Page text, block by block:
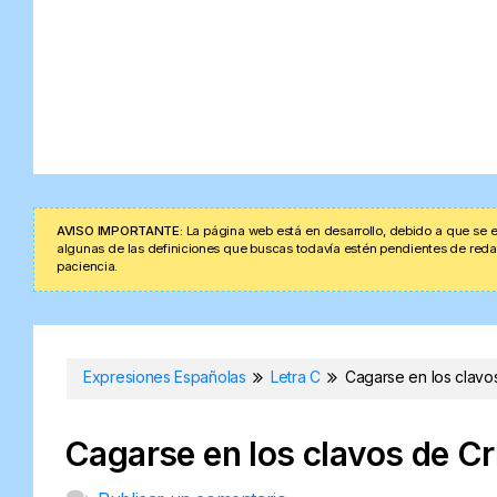
AVISO IMPORTANTE: La página web está en desarrollo, debido a que
algunas de las definiciones que buscas todavía estén pendientes de
paciencia.
Expresiones Españolas Letra C Cagarse en los
Cagarse en los clavos de